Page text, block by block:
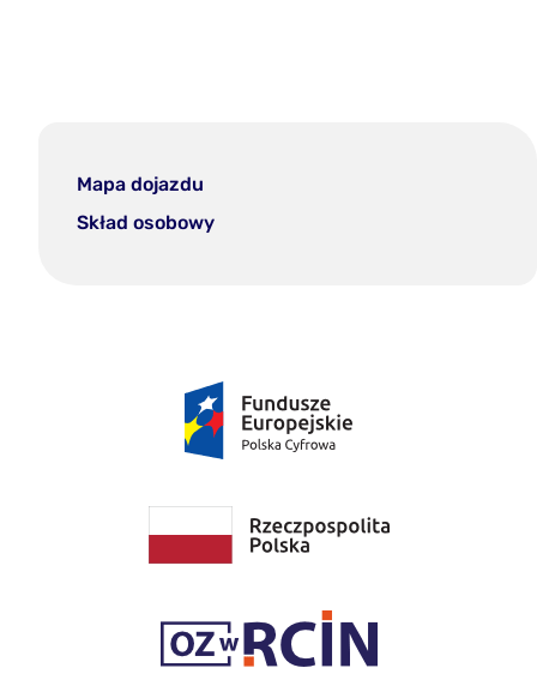
Mapa dojazdu
Skład osobowy